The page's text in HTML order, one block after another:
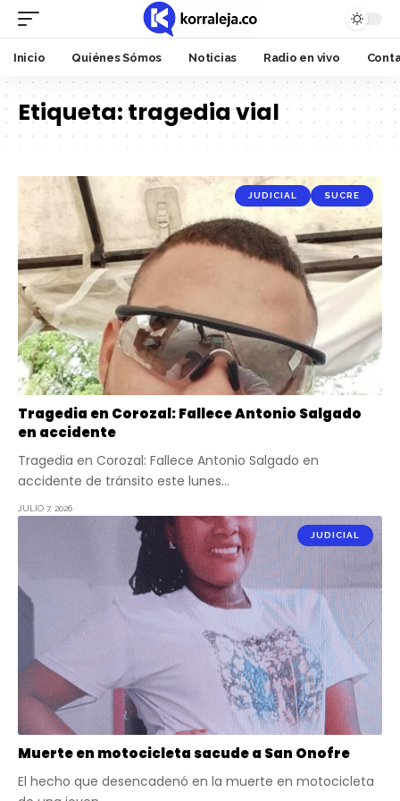
Inicio Quiénes Sómos Noticias Radio en vivo
Etiqueta:tragedia vial
JUDICIAL SUCRE
Tragedia en Corozal: Fallece Antonio Salgado
en accidente
Tragedia en Corozal: Fallece Antonio Salgado en
accidente de tránsito este lunes…
JULIO 7, 2026
JUDICIAL
Muerte en motocicleta sacude a San Onofre
El hecho que desencadenó en la muerte en motocicleta